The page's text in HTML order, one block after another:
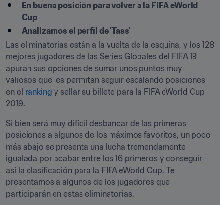
En buena posición para volver a la FIFA eWorld
Cup
Analizamos el perfil de 'Tass'
Las eliminatorias están a la vuelta de la esquina, y los 128
mejores jugadores de las Series Globales del FIFA 19
apuran sus opciones de sumar unos puntos muy
valiosos que les permitan seguir escalando posiciones
en el ranking y sellar su billete para la FIFA eWorld Cup
2019.
Si bien será muy difícil desbancar de las primeras
posiciones a algunos de los máximos favoritos, un poco
más abajo se presenta una lucha tremendamente
igualada por acabar entre los 16 primeros y conseguir
así la clasificación para la FIFA eWorld Cup. Te
presentamos a algunos de los jugadores que
participarán en estas eliminatorias.